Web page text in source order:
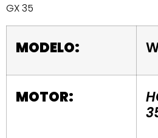
GX 35
MODELO:
MOTOR: